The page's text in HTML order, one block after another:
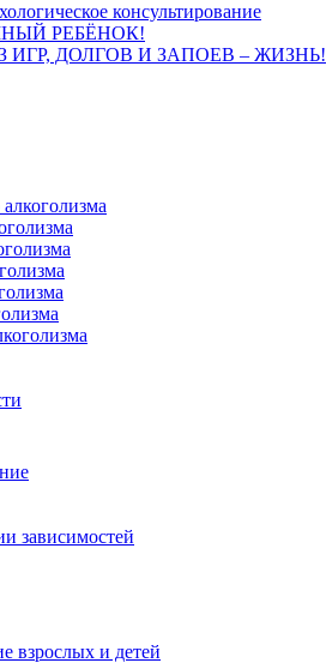
консультирование
РЕБЁНОК!
ИГР, ДОЛГОВ И ЗАПОЕВ – ЖИЗНЬ!
зависимостей
взрослых и детей